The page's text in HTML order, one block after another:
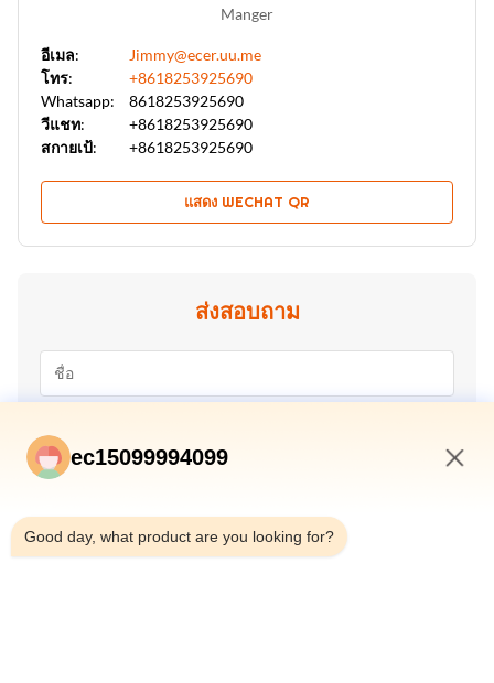
Manger
อีเมล:
Jimmy@ecer.uu.me
โทร:
+8618253925690
Whatsapp:
8618253925690
วีแชท:
+8618253925690
สกายเป้:
+8618253925690
แสดง WECHAT QR
ส่งสอบถาม
ec15099994099
Good day, what product are you looking for?